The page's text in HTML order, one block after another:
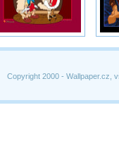
Copyright 2000 - Wallpaper.cz,